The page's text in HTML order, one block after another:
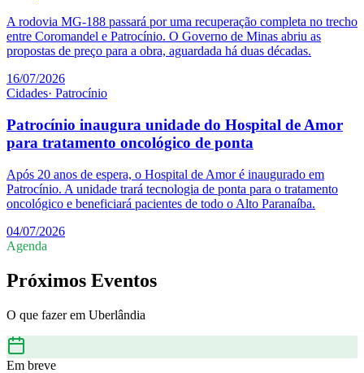
A rodovia MG-188 passará por uma recuperação completa no trecho
entre Coromandel e Patrocínio. O Governo de Minas abriu as
propostas de preço para a obra, aguardada há duas décadas.
16/07/2026
Cidades· Patrocínio
Patrocínio inaugura unidade do Hospital de Amor
para tratamento oncológico de ponta
Após 20 anos de espera, o Hospital de Amor é inaugurado em
Patrocínio. A unidade trará tecnologia de ponta para o tratamento
oncológico e beneficiará pacientes de todo o Alto Paranaíba.
04/07/2026
Agenda
Próximos Eventos
O que fazer em Uberlândia
Em breve